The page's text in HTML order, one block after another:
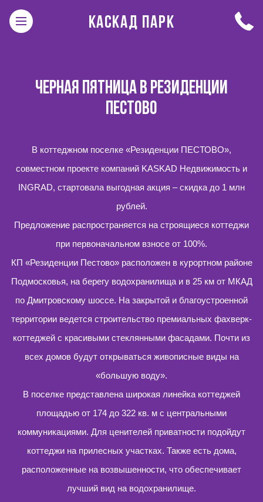
КАСКАД ПАРК
ЧЕРНАЯ ПЯТНИЦА В РЕЗИДЕНЦИИ
ПЕСТОВО
В коттеджном поселке «Резиденции ПЕСТОВО»,
совместном проекте компаний KASKAD Недвижимость и
INGRAD, стартовала выгодная акция – скидка до 1 млн
рублей.
Предложение распространяется на строящиеся коттеджи
при первоначальном взносе от 100%.
КП «Резиденции Пестово» расположен в курортном районе
Подмосковья, на берегу водохранилища и в 25 км от МКАД
по Дмитровскому шоссе. На закрытой и благоустроенной
территории ведется строительство премиальных фахверк-
коттеджей с красивыми стеклянными фасадами. Почти из
всех домов будут открываться живописные виды на
«большую воду».
В поселке представлена широкая линейка коттеджей
площадью от 174 до 322 кв. м с центральными
коммуникациями. Для ценителей приватности подойдут
коттеджи на прилесных участках. Также есть дома,
расположенные на возвышенности, что обеспечивает
лучший вид на водохранилище.